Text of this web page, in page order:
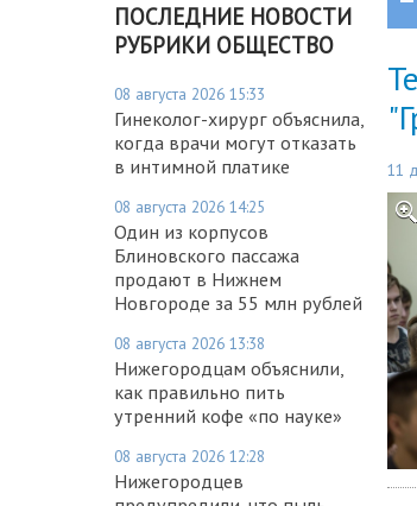
ПОСЛЕДНИЕ НОВОСТИ
РУБРИКИ ОБЩЕСТВО
08 августа 2026 15:33
Гинеколог-хирург объяснила,
когда врачи могут отказать
в интимной платике
08 августа 2026 14:25
Один из корпусов
Блиновского пассажа
продают в Нижнем
Новгороде за 55 млн рублей
08 августа 2026 13:38
Нижегородцам объяснили,
как правильно пить
утренний кофе «по науке»
08 августа 2026 12:28
Нижегородцев
11